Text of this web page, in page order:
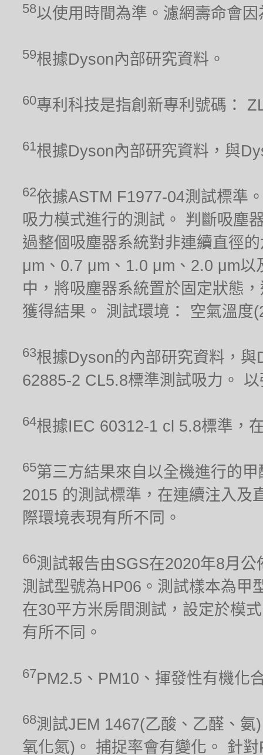
58以使用時間為準。濾網壽命會
59根據Dyson內部研究資料。
60專利科技是指創新專利號碼：
61根據Dyson內部研究資料，與
62依據ASTM F1977-04測試標準
吸力模式進行的測試。 判斷吸塵
過整個吸塵器系統對非連續直徑
μm、0.7 μm、1.0 μm、2.0 μm
中，將吸塵器系統置於固定狀態
獲得結果。 測試環境： 空氣溫度
63根據Dyson的內部研究資料，
62885-2 CL5.8標準測試吸力。
64根據IEC 60312-1 cl 5.8標準，
65第三方結果來自以全機進行的
2015 的測試標準，在連續注入及
際環境表現有所不同。
66測試報告由SGS在2020年8月
測試型號為HP06。測試樣本為甲
在30平方米房間測試，設定於模
有所不同。
67PM2.5、PM10、揮發性有機化
68測試JEM 1467(乙酸、乙醛、
氧化氮)。 捕捉率會有變化。 針